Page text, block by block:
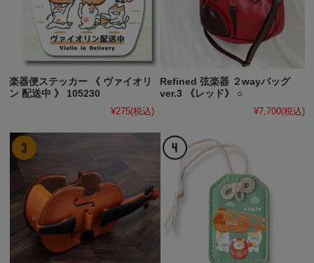
楽器便ステッカー 《 ヴァイオリ
ン 配送中 》 105230
¥275(税込)
Refined 弦楽器 ２wayバッグ
ver.3 《レッド》 ○
¥7,700(税込)